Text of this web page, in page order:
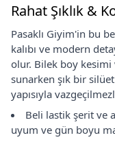
Rahat Şıklık &
Pasaklı Giyim'in bu
kalıbı ve modern
olur. Bilek boy
sunarken şık bir
yapısıyla
Beli lastik şerit ve
uyum ve gün boyu